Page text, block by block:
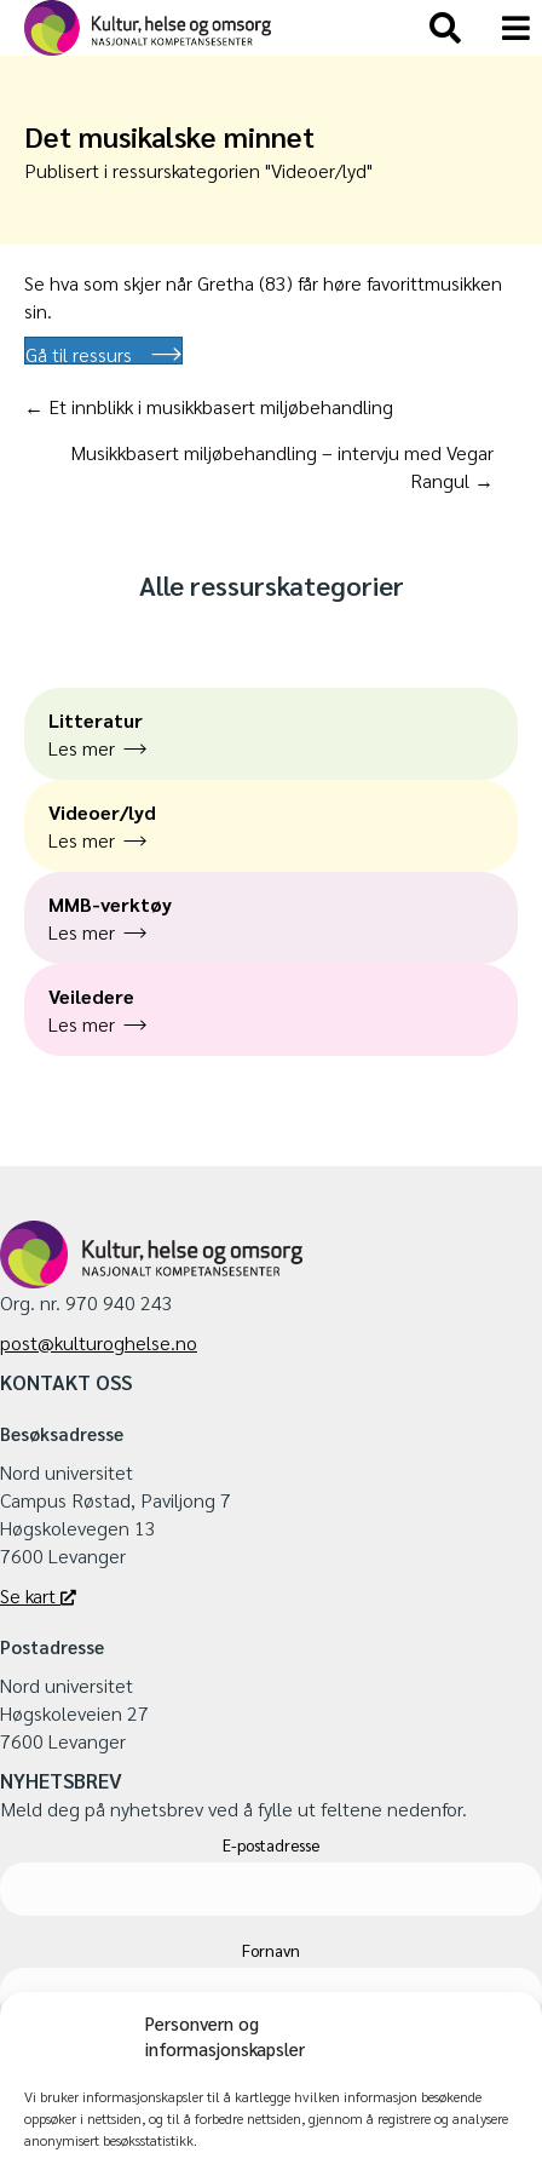
Personvern og
informasjonskapsler
Vi bruker informasjonskapsler til å kartlegge hvilken informasjon besøkende
oppsøker i nettsiden, og til å forbedre nettsiden, gjennom å registrere og analysere
anonymisert besøksstatistikk.
Det musikalske minnet
Publisert i ressurskategorien "Videoer/lyd"
Se hva som skjer når Gretha (83) får høre favorittmusikken
sin.
Gå til ressurs
Posts
navigation
← Et innblikk i musikkbasert miljøbehandling
Musikkbasert miljøbehandling – intervju med Vegar
Rangul →
Alle ressurskategorier
Litteratur
Les mer
Videoer/lyd
Les mer
MMB-verktøy
Les mer
Veiledere
Les mer
Org. nr. 970 940 243
post@kulturoghelse.no
KONTAKT OSS
Besøksadresse
Nord universitet
Campus Røstad, Paviljong 7
Høgskolevegen 13
7600 Levanger
Se kart
Postadresse
Nord universitet
Høgskoleveien 27
7600 Levanger
NYHETSBREV
Meld deg på nyhetsbrev ved å fylle ut feltene nedenfor.
E-postadresse
Fornavn
Etternavn